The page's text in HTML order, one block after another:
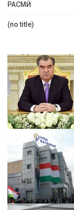
РАСМӢ
(no title)